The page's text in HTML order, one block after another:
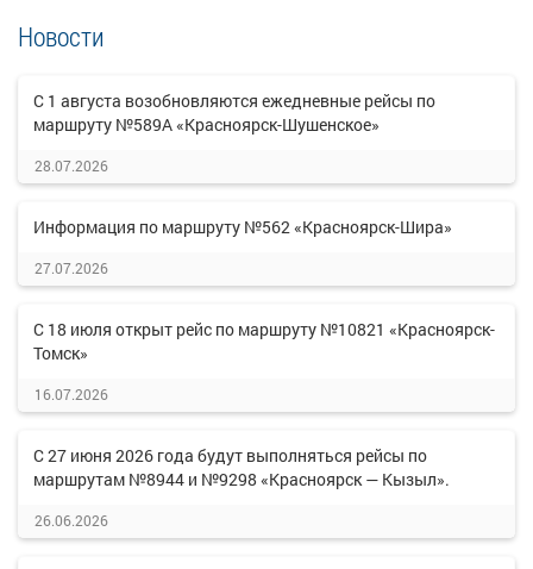
Новости
С 1 августа возобновляются ежедневные рейсы по
маршруту №589А «Красноярск-Шушенское»
28.07.2026
Информация по маршруту №562 «Красноярск-Шира»
27.07.2026
С 18 июля открыт рейс по маршруту №10821 «Красноярск-
Томск»
16.07.2026
С 27 июня 2026 года будут выполняться рейсы по
маршрутам №8944 и №9298 «Красноярск — Кызыл».
26.06.2026